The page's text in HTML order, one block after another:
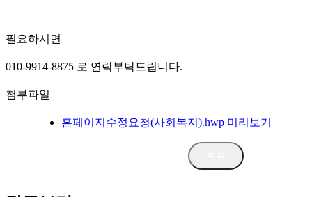
필요하시면
010-9914-8875 로 연락부탁드립니다.
첨부파일
홈페이지수정요청(사회복지).hwp 미리보기